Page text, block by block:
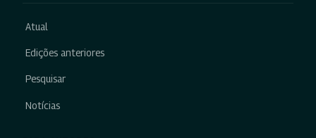
Atual
Edições anteriores
Pesquisar
Notícias